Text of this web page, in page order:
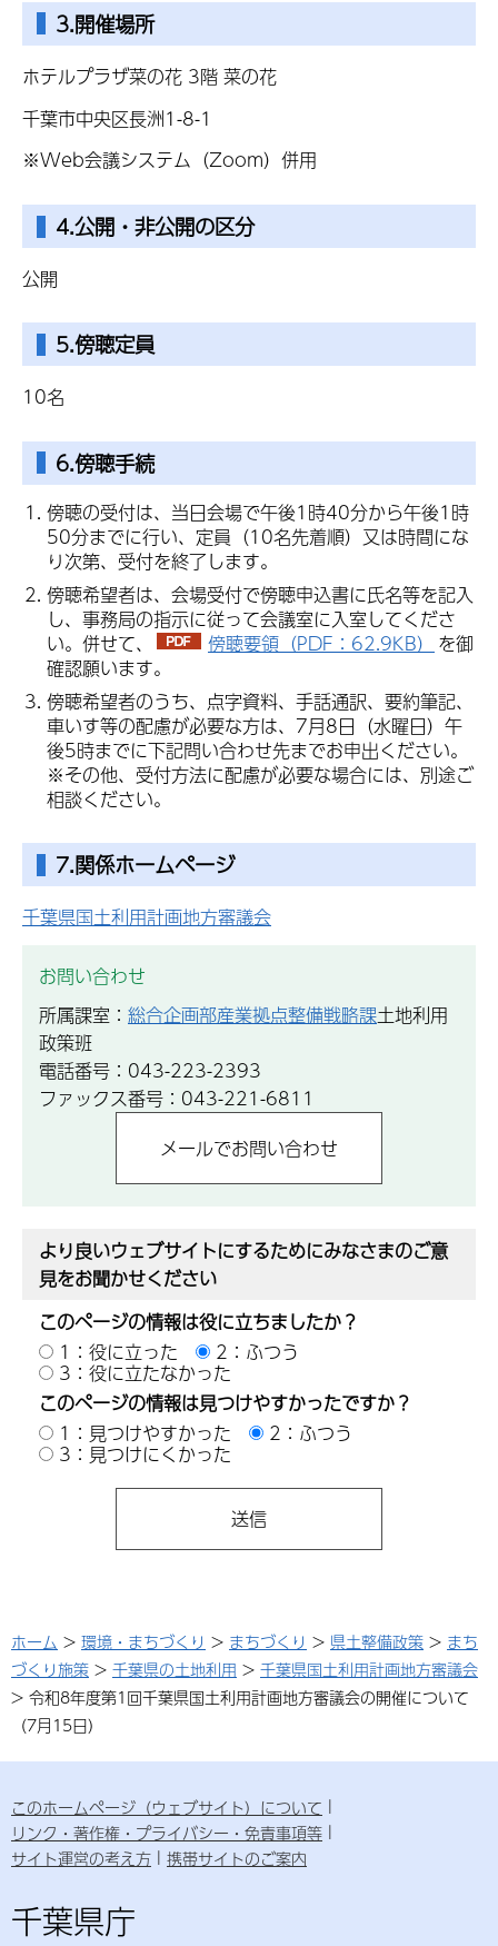
3.開催場所
ホテルプラザ菜の花 3階 菜の花
千葉市中央区長洲1-8-1
※Web会議システム（Zoom）併用
4.公開・非公開の区分
公開
5.傍聴定員
10名
6.傍聴手続
傍聴の受付は、当日会場で午後1時40分から午後1時
50分までに行い、定員（10名先着順）又は時間にな
り次第、受付を終了します。
傍聴希望者は、会場受付で傍聴申込書に氏名等を記入
し、事務局の指示に従って会議室に入室してくださ
い。併せて、
傍聴要領（PDF：62.9KB） を御
確認願います。
傍聴希望者のうち、点字資料、手話通訳、要約筆記、
車いす等の配慮が必要な方は、7月8日（水曜日）午
後5時までに下記問い合わせ先までお申出ください。
※その他、受付方法に配慮が必要な場合には、別途ご
相談ください。
7.関係ホームページ
千葉県国土利用計画地方審議会
お問い合わせ
所属課室： 総合企画部産業拠点整備戦略課土地利用
政策班
電話番号：043-223-2393
ファックス番号：043-221-6811
より良いウェブサイトにするためにみなさまのご意
見をお聞かせください
このページの情報は役に立ちましたか？
1：役に立った
2：ふつう
3：役に立たなかった
このページの情報は見つけやすかったですか？
1：見つけやすかった
2：ふつう
3：見つけにくかった
ホーム > 環境・まちづくり > まちづくり > 県土整備政策 > まち
づくり施策 > 千葉県の土地利用 > 千葉県国土利用計画地方審議会
> 令和8年度第1回千葉県国土利用計画地方審議会の開催について
（7月15日）
このホームページ（ウェブサイト）について
リンク・著作権・プライバシー・免責事項等
サイト運営の考え方
携帯サイトのご案内
千葉県庁